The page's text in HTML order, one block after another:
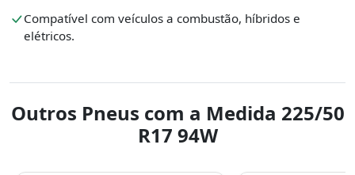
Compatível com veículos a combustão, híbridos e
elétricos.
Outros Pneus com a Medida 225/50
R17 94W